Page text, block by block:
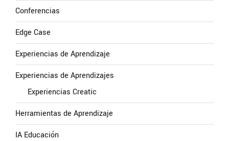
Conferencias
Edge Case
Experiencias de Aprendizaje
Experiencias de Aprendizajes
Experiencias Creatic
Herramientas de Aprendizaje
IA Educación